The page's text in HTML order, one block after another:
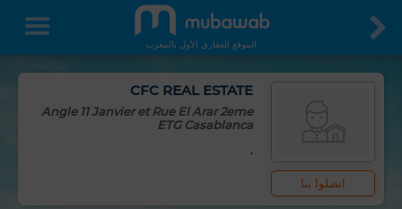
الموقع العقاري الأول بالمغرب
اتصلوا بنا
CFC REAL ESTATE
Angle 11 Janvier et Rue El Arar 2eme
ETG Casablanca
.